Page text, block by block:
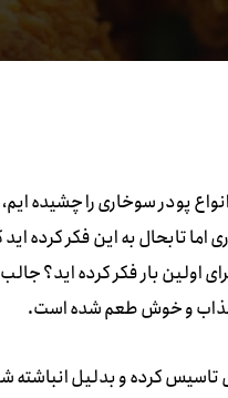
پودر سوخاری را چشیده
تابحال به این فکر کرده
اولین بار فکر کرده اید؟
جذاب و خوش طعم شده است.
کرده و بدلیل انباشته